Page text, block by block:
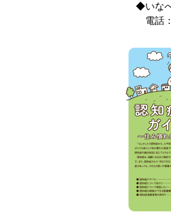
◆いな
電話